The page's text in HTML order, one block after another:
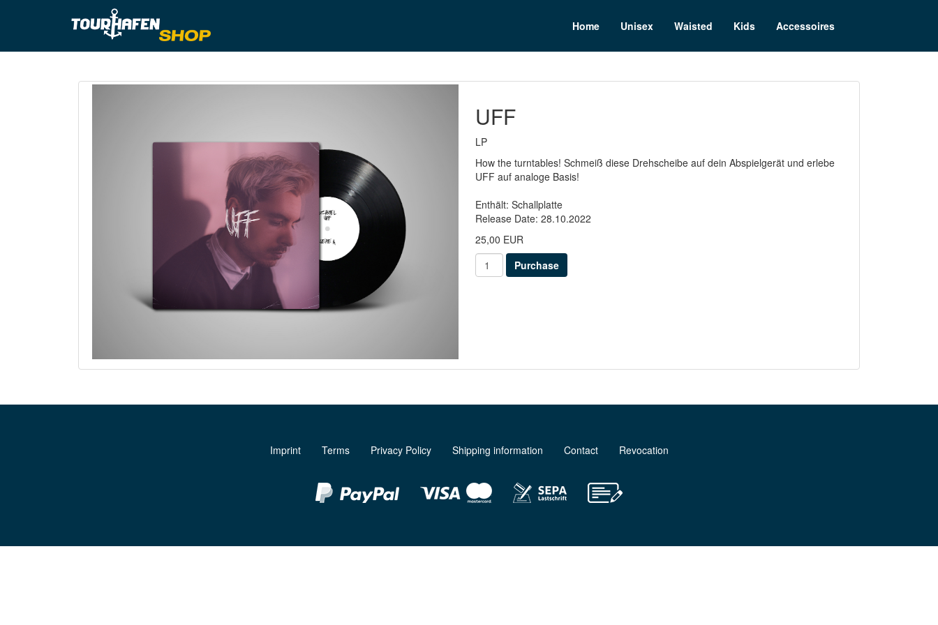
Home Unisex Waisted Kids Accessoires
UFF
LP
How the turntables! Schmeiß diese Drehscheibe auf dein Abspielgerät und erlebe
UFF auf analoge Basis!
Enthält: Schallplatte
Release Date: 28.10.2022
25,00 EUR
Imprint Terms Privacy Policy Shipping information Contact Revocation